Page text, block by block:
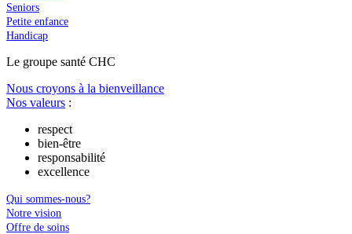
Seniors
Petite enfance
Handicap
Le groupe santé CHC
Nous croyons à la bienveillance
Nos valeurs :
respect
bien-être
responsabilité
excellence
Qui sommes-nous?
Notre vision
Offre de soins